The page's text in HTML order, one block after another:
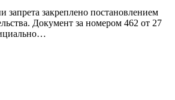
Документ за номером 462 от 27